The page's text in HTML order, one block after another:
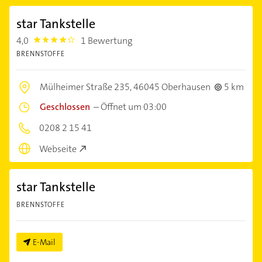
star Tankstelle
4,0 4.0 1 Bewertung
BRENNSTOFFE
Mülheimer Straße 235,46045 Oberhausen
5 km
Geschlossen –Öffnet um 03:00
0208 2 15 41
Webseite
star Tankstelle
BRENNSTOFFE
E-Mail